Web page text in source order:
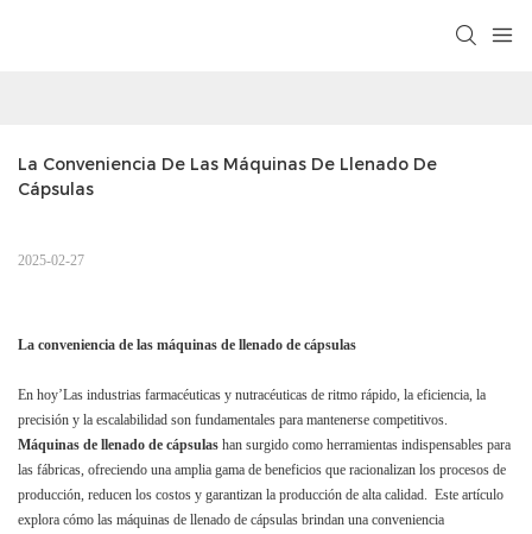
La Conveniencia De Las Máquinas De Llenado De
Cápsulas
2025-02-27
La conveniencia de las máquinas de llenado de cápsulas
En hoy’Las industrias farmacéuticas y nutracéuticas de ritmo rápido, la eficiencia, la
precisión y la escalabilidad son fundamentales para mantenerse competitivos.
Máquinas de llenado de cápsulas han surgido como herramientas indispensables para
las fábricas, ofreciendo una amplia gama de beneficios que racionalizan los procesos de
producción, reducen los costos y garantizan la producción de alta calidad. Este artículo
explora cómo las máquinas de llenado de cápsulas brindan una conveniencia